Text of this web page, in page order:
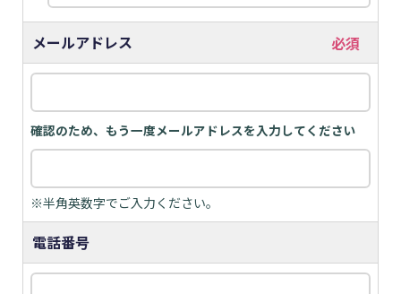
メールアドレス
※半角英数字でご入力ください。
電話番号